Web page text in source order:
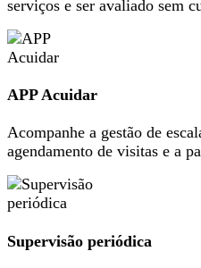
serviços e ser avaliado sem
APP Acuidar
Acompanhe a gestão de
agendamento de visitas e a
Supervisão periódica